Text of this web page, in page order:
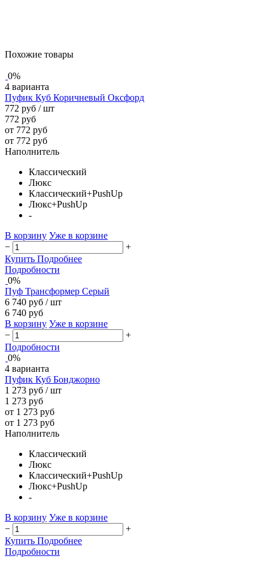
Похожие товары
0%
4 варианта
Пуфик Куб Коричневый Оксфорд
772 руб / шт
772 руб
от 772 руб
от 772 руб
Наполнитель
Классический
Люкс
Классический+PushUp
Люкс+PushUp
-
В корзину Уже в корзине
−
+
Купить Подробнее
Подробности
0%
Пуф Трансформер Серый
6 740 руб / шт
6 740 руб
В корзину Уже в корзине
−
+
Подробности
0%
4 варианта
Пуфик Куб Бонджорно
1 273 руб / шт
1 273 руб
от 1 273 руб
от 1 273 руб
Наполнитель
Классический
Люкс
Классический+PushUp
Люкс+PushUp
-
В корзину Уже в корзине
−
+
Купить Подробнее
Подробности